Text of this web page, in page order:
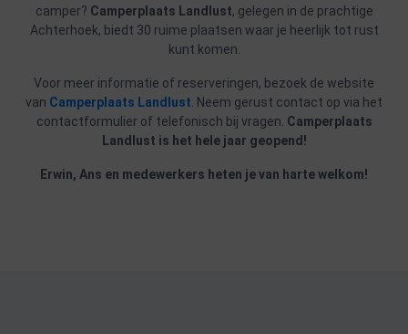
camper? Camperplaats Landlust, gelegen in de prachtige
Achterhoek, biedt 30 ruime plaatsen waar je heerlijk tot rust
kunt komen.
Voor meer informatie of reserveringen, bezoek de website
van Camperplaats Landlust . Neem gerust contact op via het
contactformulier of telefonisch bij vragen. Camperplaats
Landlust is het hele jaar geopend!
Erwin, Ans en medewerkers heten je van harte welkom!